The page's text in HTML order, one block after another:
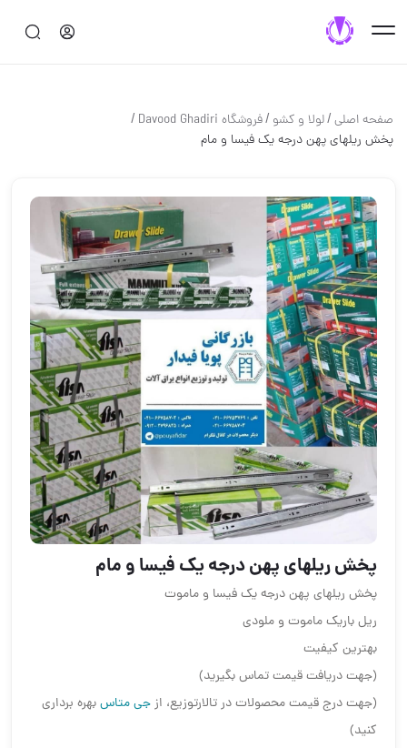
صفحه اصلی/لولا و كشو /فروشگاه Davood Ghadiri /
پخش ریلهای پهن درجه یک فیسا و مام
پخش ریلهای پهن درجه یک فیسا و مام
پخش ریلهای پهن درجه یک فیسا و ماموت
ریل باریک ماموت و ملودی
بهترین کیفیت
(جهت دریافت قیمت تماس بگیرید)
(جهت درج قیمت محصولات در تالارتوزیع، ازجی متاسبهره برداری
کنید)